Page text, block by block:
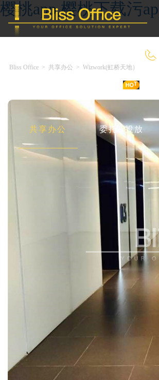
樱桃app,樱桃下载污
共享办公 委托&投放
Bliss Office > 共享办公 > Wizwork(虹桥天地）